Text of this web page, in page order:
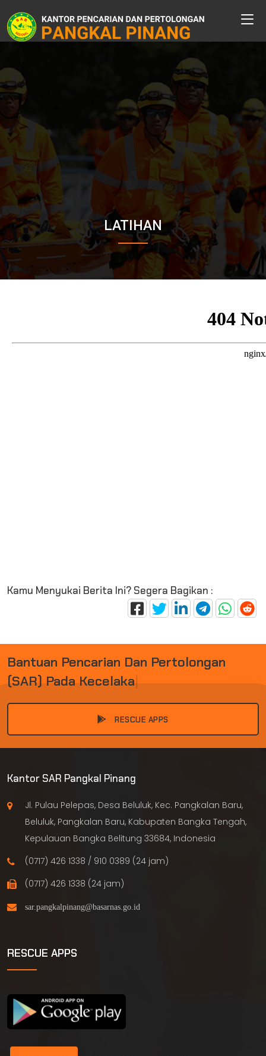
LATIHAN
Kamu Menyukai Berita Ini? Segera Bagikan :
BANTUAN PENCARIAN DAN PERTOLONGAN
(SAR) PADA KECELA|
RESCUE APPS
Kantor SAR Pangkal Pinang
Jl. Pulau Pelepas, Desa Beluluk, Kec. Pangkalan Baru,
Beluluk, Pangkalan Baru, Kabupaten Bangka Tengah,
Kepulauan Bangka Belitung 33684, Indonesia
(0717) 426 1338 / 910 0389 (24 jam)
(0717) 426 1338 (24 jam)
RESCUE APPS